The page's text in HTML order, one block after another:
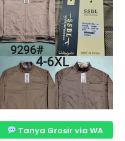
Tanya Grosir via WA